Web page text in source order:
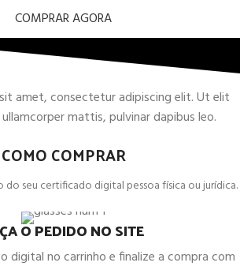
COMPRAR AGORA
amet, consectetur adipiscing elit. Ut elit
mattis, pulvinar dapibus leo.
COMO COMPRAR
do seu certificado digital pessoa física ou jurídica.
O PEDIDO NO SITE
digital no carrinho e finalize a compra com